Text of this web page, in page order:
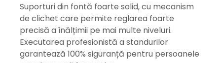
Suporturi din fontă foarte solid, cu mecanism
de clichet care permite reglarea foarte
precisă a înălțimii pe mai multe niveluri.
Executarea profesionistă a standurilor
garantează 100% siguranță pentru persoanele